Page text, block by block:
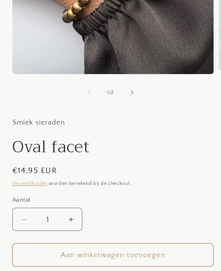
1 /van
2
Smiek sieraden
Oval facet
Normale
prijs
€14,95 EUR
Verzendkosten worden berekend bij de checkout.
Aantal
Aantal
Aantal
verlagen
voor
facet
Aantal
verhogen
voor
Oval
facet
Aan winkelwagen toevoegen